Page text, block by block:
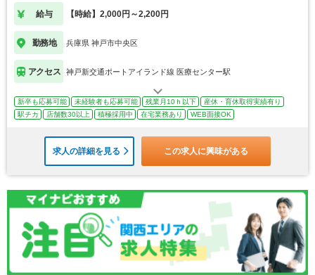
給与 【時給】2,000円～2,200円
勤務地 兵庫県 神戸市中央区
アクセス 神戸新交通ポートアイランド線 医療センター駅
新卒も応募可能 未経験者も応募可能 残業月10ｈ以下
産休・育休取得実績有り
駅チカ
店舗数30以上 積極採用中 在宅業務あり WEB面接OK
求人の詳細を見る この求人に興味がある